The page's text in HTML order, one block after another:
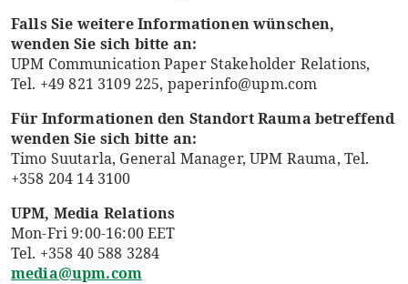
Falls Sie weitere Informationen wünschen,
wenden Sie sich bitte an:
UPM Communication Paper Stakeholder Relations,
Tel. +49 821 3109 225, paperinfo@upm.com
Für Informationen den Standort Rauma betreffend
wenden Sie sich bitte an:
Timo Suutarla, General Manager, UPM Rauma, Tel.
+358 204 14 3100
UPM, Media Relations
Mon-Fri 9:00-16:00 EET
Tel. +358 40 588 3284
media@upm.com